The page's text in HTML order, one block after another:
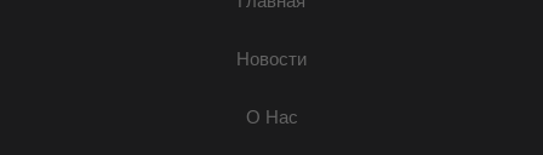
Новости
О Нас